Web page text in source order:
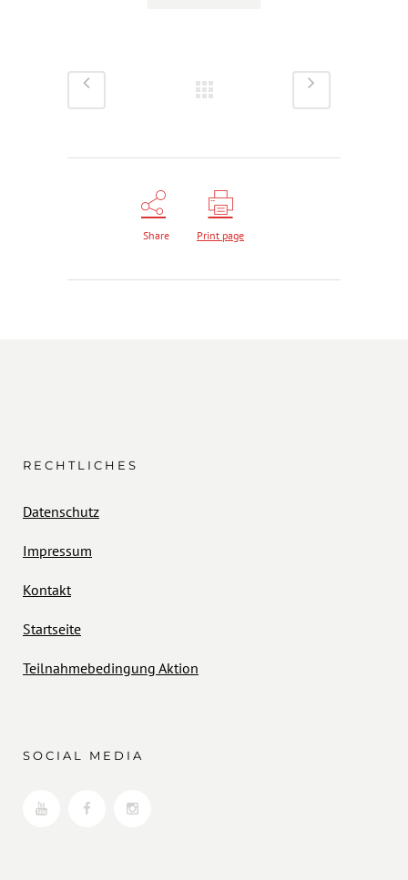
Share Print page
RECHTLICHES
Datenschutz
Impressum
Kontakt
Startseite
Teilnahmebedingung Aktion
SOCIAL MEDIA